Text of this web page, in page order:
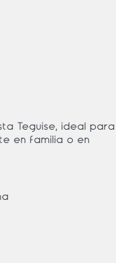
Teguise, ideal para
en familia o en